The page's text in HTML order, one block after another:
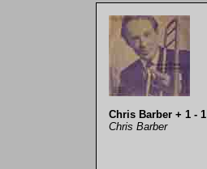
Chris Barber + 1 - 1
Chris Barber